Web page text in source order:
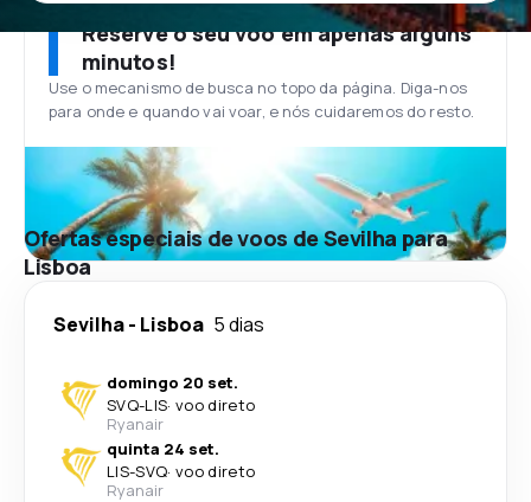
Reserve o seu voo em apenas alguns
minutos!
Use o mecanismo de busca no topo da página. Diga-nos
para onde e quando vai voar, e nós cuidaremos do resto.
Ofertas especiais de voos de Sevilha para
Lisboa
Sevilha- Lisboa 5 dias
domingo 20 set.
SVQ-LIS· voo direto
Ryanair
quinta 24 set.
LIS-SVQ· voo direto
Ryanair